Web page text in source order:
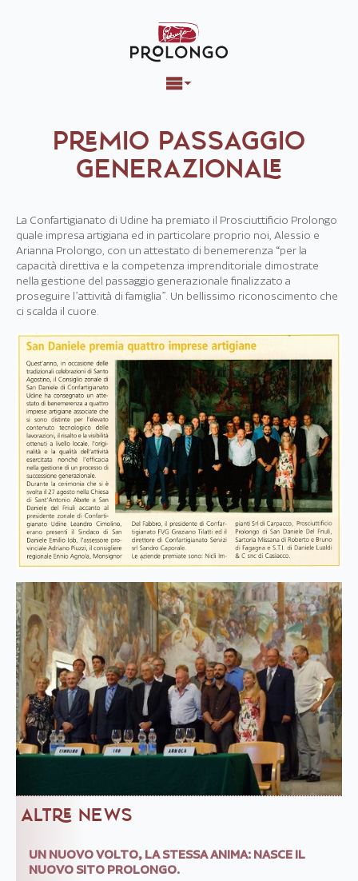
PREMIO PASSAGGIO
GENERAZIONALE
La Confartigianato di Udine ha premiato il Prosciuttificio Prolongo
quale impresa artigiana ed in particolare proprio noi, Alessio e
Arianna Prolongo, con un attestato di benemerenza “per la
capacità direttiva e la competenza imprenditoriale dimostrate
nella gestione del passaggio generazionale finalizzato a
proseguire l’attività di famiglia”. Un bellissimo riconoscimento che
ci scalda il cuore.
ALTRE NEWS
UN NUOVO VOLTO, LA STESSA ANIMA: NASCE IL
NUOVO SITO PROLONGO.